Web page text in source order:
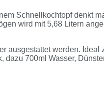
Schnellkochtopf denkt
wird mit 5,68 Litern
ausgestattet werden.
700ml Wasser,